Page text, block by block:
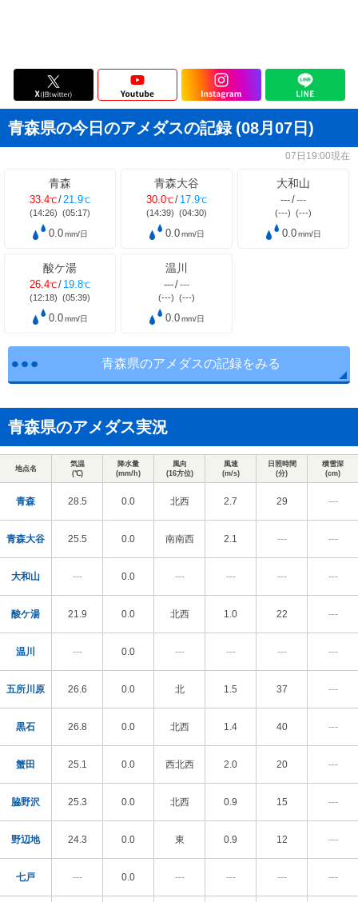
青森県の今日のアメダスの記録 (08月07日)
07日19:00現在
青森
33.4℃/21.9℃
(14:26) (05:17)
0.0 mm/日
青森大谷
30.0℃ / 17.9℃
(14:39) (04:30)
0.0 mm/日
大和山
---/---
(---) (---)
0.0mm/日
酸ケ湯
26.4℃/ 19.8℃
(12:18) (05:39)
0.0 mm/日
温川
---/---
(---) (---)
0.0 mm/日
青森県のアメダスの記録をみる
青森県のアメダス実況
地点名
気温
(℃)
降水量
(mm/h)
風向
(16方位)
風速
(m/s)
日照時間
(分)
積雪深
(cm)
青森 28.5 0.0 北西 2.7 29 ---
青森大谷 25.5 0.0 南南西 2.1 --- ---
大和山 --- 0.0 --- --- --- ---
酸ケ湯 21.9 0.0 北西 1.0 22 ---
温川 --- 0.0 --- --- --- ---
五所川原 26.6 0.0 北 1.5 37 ---
黒石 26.8 0.0 北西 1.4 40 ---
蟹田 25.1 0.0 西北西 2.0 20 ---
脇野沢 25.3 0.0 北西 0.9 15 ---
野辺地 24.3 0.0 東 0.9 12 ---
七戸 --- 0.0 --- --- --- ---